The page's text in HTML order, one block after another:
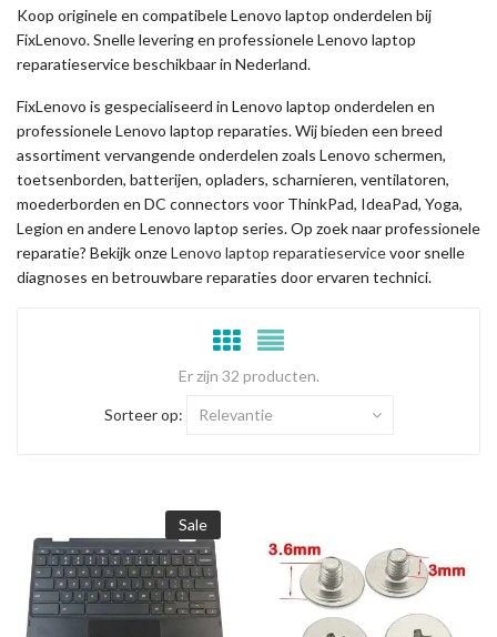
Koop originele en compatibele Lenovo laptop onderdelen bij
FixLenovo. Snelle levering en professionele Lenovo laptop
reparatieservice beschikbaar in Nederland.
FixLenovo is gespecialiseerd in Lenovo laptop onderdelen en
professionele Lenovo laptop reparaties. Wij bieden een breed
assortiment vervangende onderdelen zoals Lenovo schermen,
toetsenborden, batterijen, opladers, scharnieren, ventilatoren,
moederborden en DC connectors voor ThinkPad, IdeaPad, Yoga,
Legion en andere Lenovo laptop series. Op zoek naar professionele
reparatie? Bekijk onzeLenovo laptop reparatieservicevoor snelle
diagnoses en betrouwbare reparaties door ervaren technici.
Er zijn 32 producten.
Sorteer op: Relevantie
Sale